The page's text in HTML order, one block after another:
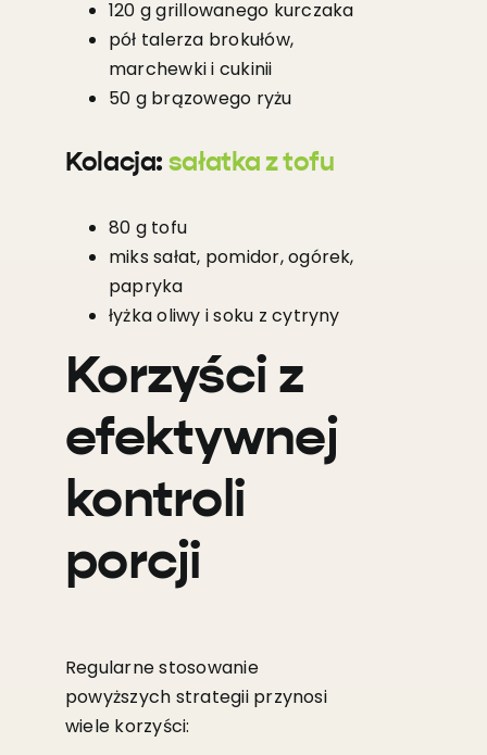
120 g grillowanego kurczaka
pół talerza brokułów,
marchewki i cukinii
50 g brązowego ryżu
Kolacja: sałatka z tofu
80 g tofu
miks sałat, pomidor, ogórek,
papryka
łyżka oliwy i soku z cytryny
Korzyści z
efektywnej
kontroli
porcji
Regularne stosowanie
powyższych strategii przynosi
wiele korzyści: